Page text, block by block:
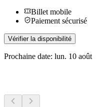
Billet mobile
Paiement sécurisé
Vérifier la disponibilité
Prochaine date: lun. 10 août